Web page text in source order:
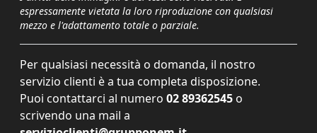
espressamente vietata la loro riproduzione con qualsiasi
mezzo e l'adattamento totale o parziale.
Per qualsiasi necessità o domanda, il nostro
servizio clienti è a tua completa disposizione.
Puoi contattarci al numero 02 89362545 o
scrivendo una mail a